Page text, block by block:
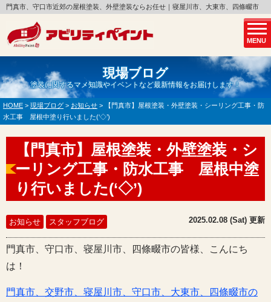
MENU
門真市、守口市近郊の屋根塗装、外壁塗装ならお任せ｜寝屋川市、大東市、四條畷市
現場ブログ
塗装に関するマメ知識やイベントなど最新情報をお届けします！
HOME > 現場ブログ > お知らせ >
【門真市】屋根塗装・外壁塗装・シーリング工事・防
水工事 屋根中塗り行いました(‘◇’)ゞ
【門真市】屋根塗装・外壁塗装・シ
ーリング工事・防水工事 屋根中塗
り行いました(‘◇’)ゞ
お知らせ スタッフブログ 2025.02.08 (Sat) 更新
門真市、守口市、寝屋川市、四條畷市の皆様、こんにち
は！
門真市、交野市、寝屋川市、守口市、大東市、四條畷市の